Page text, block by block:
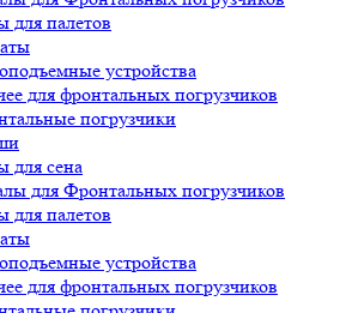
для палетов
устройства
для фронтальных погрузчиков
погрузчики
для сена
для Фронтальных погрузчиков
для палетов
устройства
для фронтальных погрузчиков